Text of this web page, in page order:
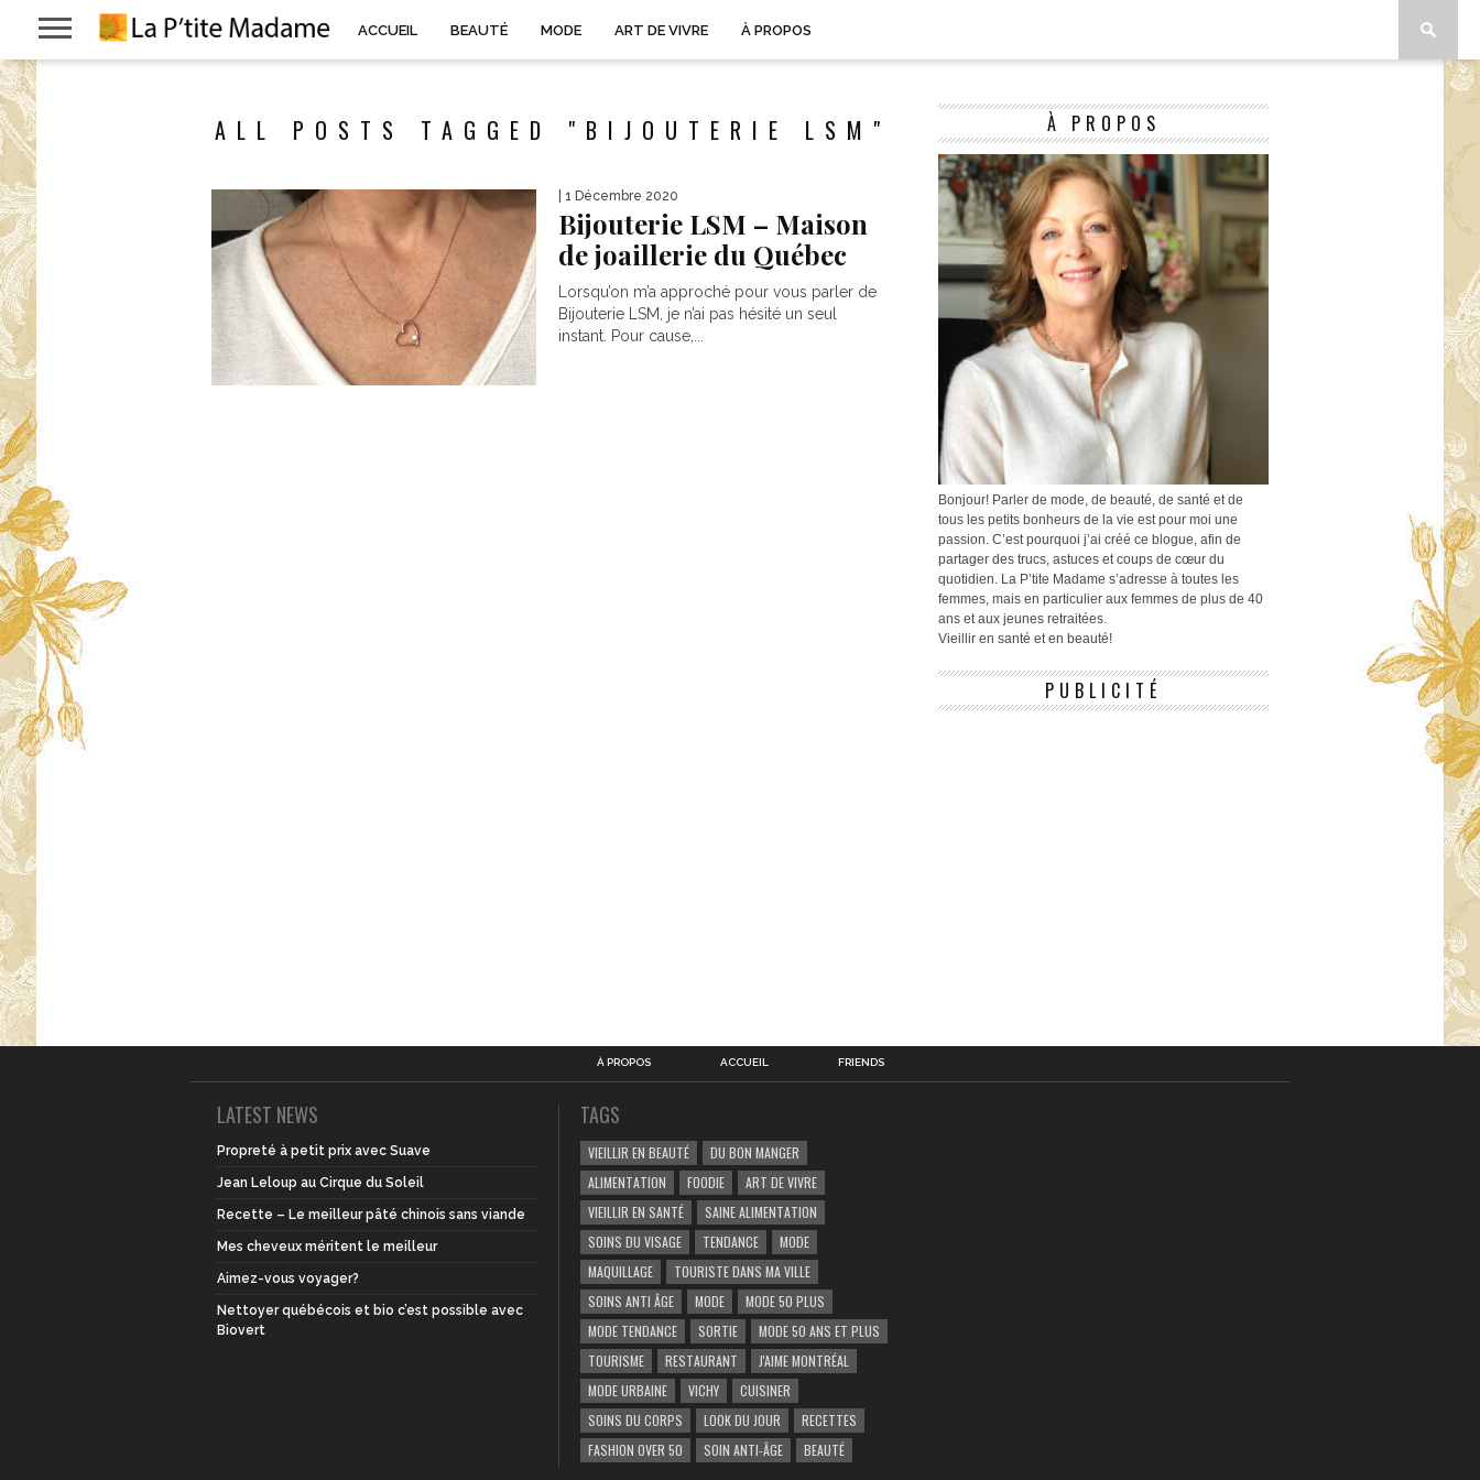
ACCUEIL BEAUTÉ MODE ART DE VIVRE À PROPOS
ALL POSTS TAGGED "BIJOUTERIE LSM"
| 1 Décembre 2020
Bijouterie LSM – Maison
de joaillerie du Québec
Lorsqu’on m’a approché pour vous parler de
Bijouterie LSM, je n’ai pas hésité un seul
instant. Pour cause,...
À PROPOS
Bonjour! Parler de mode, de beauté, de santé et de
tous les petits bonheurs de la vie est pour moi une
passion. C’est pourquoi j’ai créé ce blogue, afin de
partager des trucs, astuces et coups de cœur du
quotidien. La P’tite Madame s’adresse à toutes les
femmes, mais en particulier aux femmes de plus de 40
ans et aux jeunes retraitées.
Vieillir en santé et en beauté!
PUBLICITÉ
À PROPOS ACCUEIL FRIENDS
LATEST NEWS
Propreté à petit prix avec Suave
Jean Leloup au Cirque du Soleil
Recette – Le meilleur pâté chinois sans viande
Mes cheveux méritent le meilleur
Aimez-vous voyager?
Nettoyer québécois et bio c’est possible avec
Biovert
TAGS
VIEILLIR EN BEAUTÉ
DU BON MANGER
ALIMENTATION
FOODIE
ART DE VIVRE
VIEILLIR EN SANTÉ
SAINE ALIMENTATION
SOINS DU VISAGE
TENDANCE
MODE
MAQUILLAGE
TOURISTE DANS MA VILLE
SOINS ANTI ÂGE
MODE
MODE 50 PLUS
MODE TENDANCE
SORTIE
MODE 50 ANS ET PLUS
TOURISME
RESTAURANT
J'AIME MONTRÉAL
MODE URBAINE
VICHY
CUISINER
SOINS DU CORPS
LOOK DU JOUR
RECETTES
FASHION OVER 50
SOIN ANTI-ÂGE BEAUTÉ